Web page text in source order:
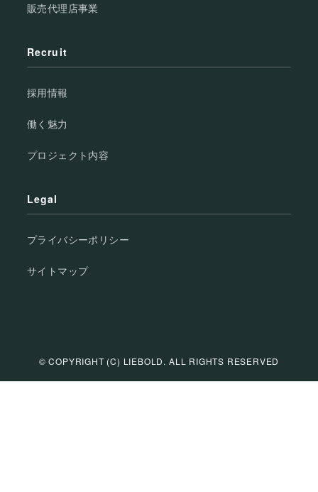
販売代理店事業
Recruit
採用情報
働く魅力
プロジェクト内容
Legal
プライバシーポリシー
サイトマップ
© COPYRIGHT (C) LIEBOLD. ALL RIGHTS RESERVED